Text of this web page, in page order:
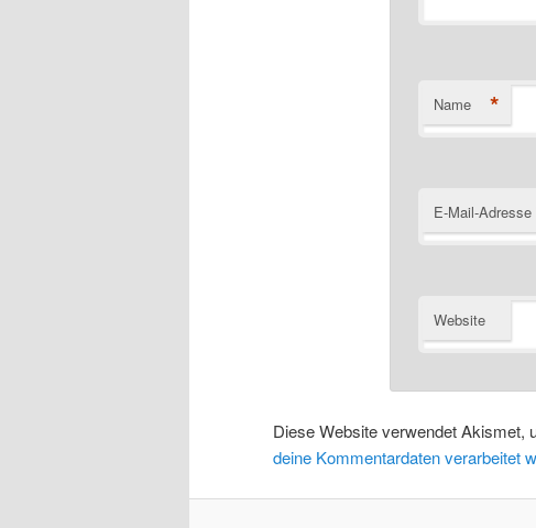
Name *
E-Mail-Adresse
Website
Diese Website verwendet Akismet,
deine Kommentardaten verarbeitet